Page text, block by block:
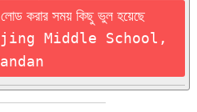
লোড করার সময় কিছু ভুল হয়েছে
Middle School,